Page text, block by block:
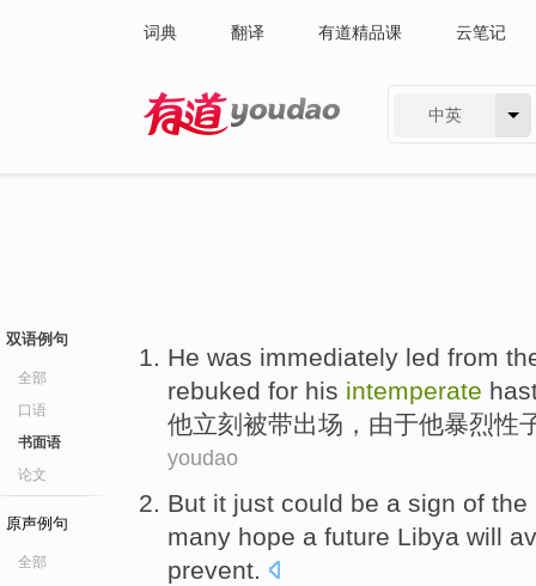
词典 翻译 有道精品课 云笔记
中英
双语例句
全部
口语
书面语
论文
原声例句
全部
He was immediately led from
rebuked for his intemperate
他立刻 被带出场， 由于他暴烈性
youdao
But it just could be a sign of the
many hope a future Libya will
prevent.